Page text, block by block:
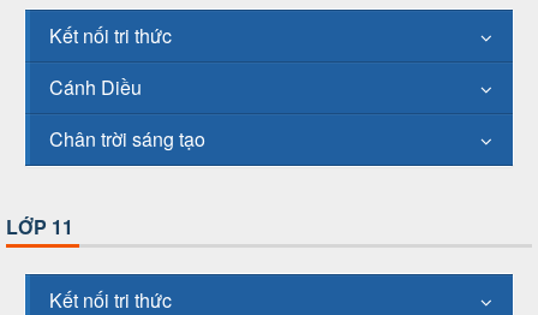
Kết nối tri thức
Cánh Diều
Chân trời sáng tạo
LỚP 11
Kết nối tri thức